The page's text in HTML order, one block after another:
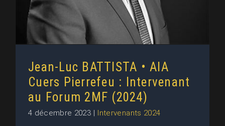
Jean-Luc BATTISTA • AIA
Cuers Pierrefeu : Intervenant
au Forum 2MF (2024)
4 décembre 2023 Intervenants 2024